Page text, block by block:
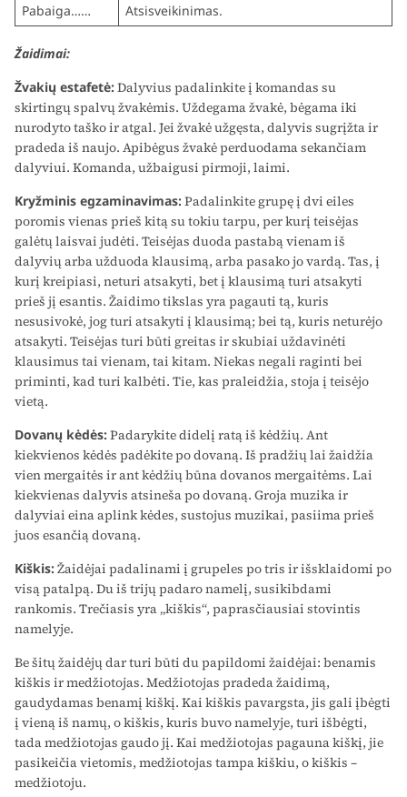
Pabaiga……
Atsisveikinimas.
Žaidimai:
Žvakių estafetė:Dalyvius padalinkite į komandas su
skirtingų spalvų žvakėmis. Uždegama žvakė, bėgama iki
nurodyto taško ir atgal. Jei žvakė užgęsta, dalyvis sugrįžta ir
pradeda iš naujo. Apibėgus žvakė perduodama sekančiam
dalyviui. Komanda, užbaigusi pirmoji, laimi.
Kryžminis egzaminavimas:Padalinkite grupę į dvi eiles
poromis vienas prieš kitą su tokiu tarpu, per kurį teisėjas
galėtų laisvai judėti. Teisėjas duoda pastabą vienam iš
dalyvių arba užduoda klausimą, arba pasako jo vardą. Tas, į
kurį kreipiasi, neturi atsakyti, bet į klausimą turi atsakyti
prieš jį esantis. Žaidimo tikslas yra pagauti tą, kuris
nesusivokė, jog turi atsakyti į klausimą; bei tą, kuris neturėjo
atsakyti. Teisėjas turi būti greitas ir skubiai uždavinėti
klausimus tai vienam, tai kitam. Niekas negali raginti bei
priminti, kad turi kalbėti. Tie, kas praleidžia, stoja į teisėjo
vietą.
Dovanų kėdės:Padarykite didelį ratą iš kėdžių. Ant
kiekvienos kėdės padėkite po dovaną. Iš pradžių lai žaidžia
vien mergaitės ir ant kėdžių būna dovanos mergaitėms. Lai
kiekvienas dalyvis atsineša po dovaną. Groja muzika ir
dalyviai eina aplink kėdes, sustojus muzikai, pasiima prieš
juos esančią dovaną.
Kiškis:Žaidėjai padalinami į grupeles po tris ir išsklaidomi po
visą patalpą. Du iš trijų padaro namelį, susikibdami
rankomis. Trečiasis yra „kiškis“, paprasčiausiai stovintis
namelyje.
Be šitų žaidėjų dar turi būti du papildomi žaidėjai: benamis
kiškis ir medžiotojas. Medžiotojas pradeda žaidimą,
gaudydamas benamį kiškį. Kai kiškis pavargsta, jis gali įbėgti
į vieną iš namų, o kiškis, kuris buvo namelyje, turi išbėgti,
tada medžiotojas gaudo jį. Kai medžiotojas pagauna kiškį, jie
pasikeičia vietomis, medžiotojas tampa kiškiu, o kiškis –
medžiotoju.